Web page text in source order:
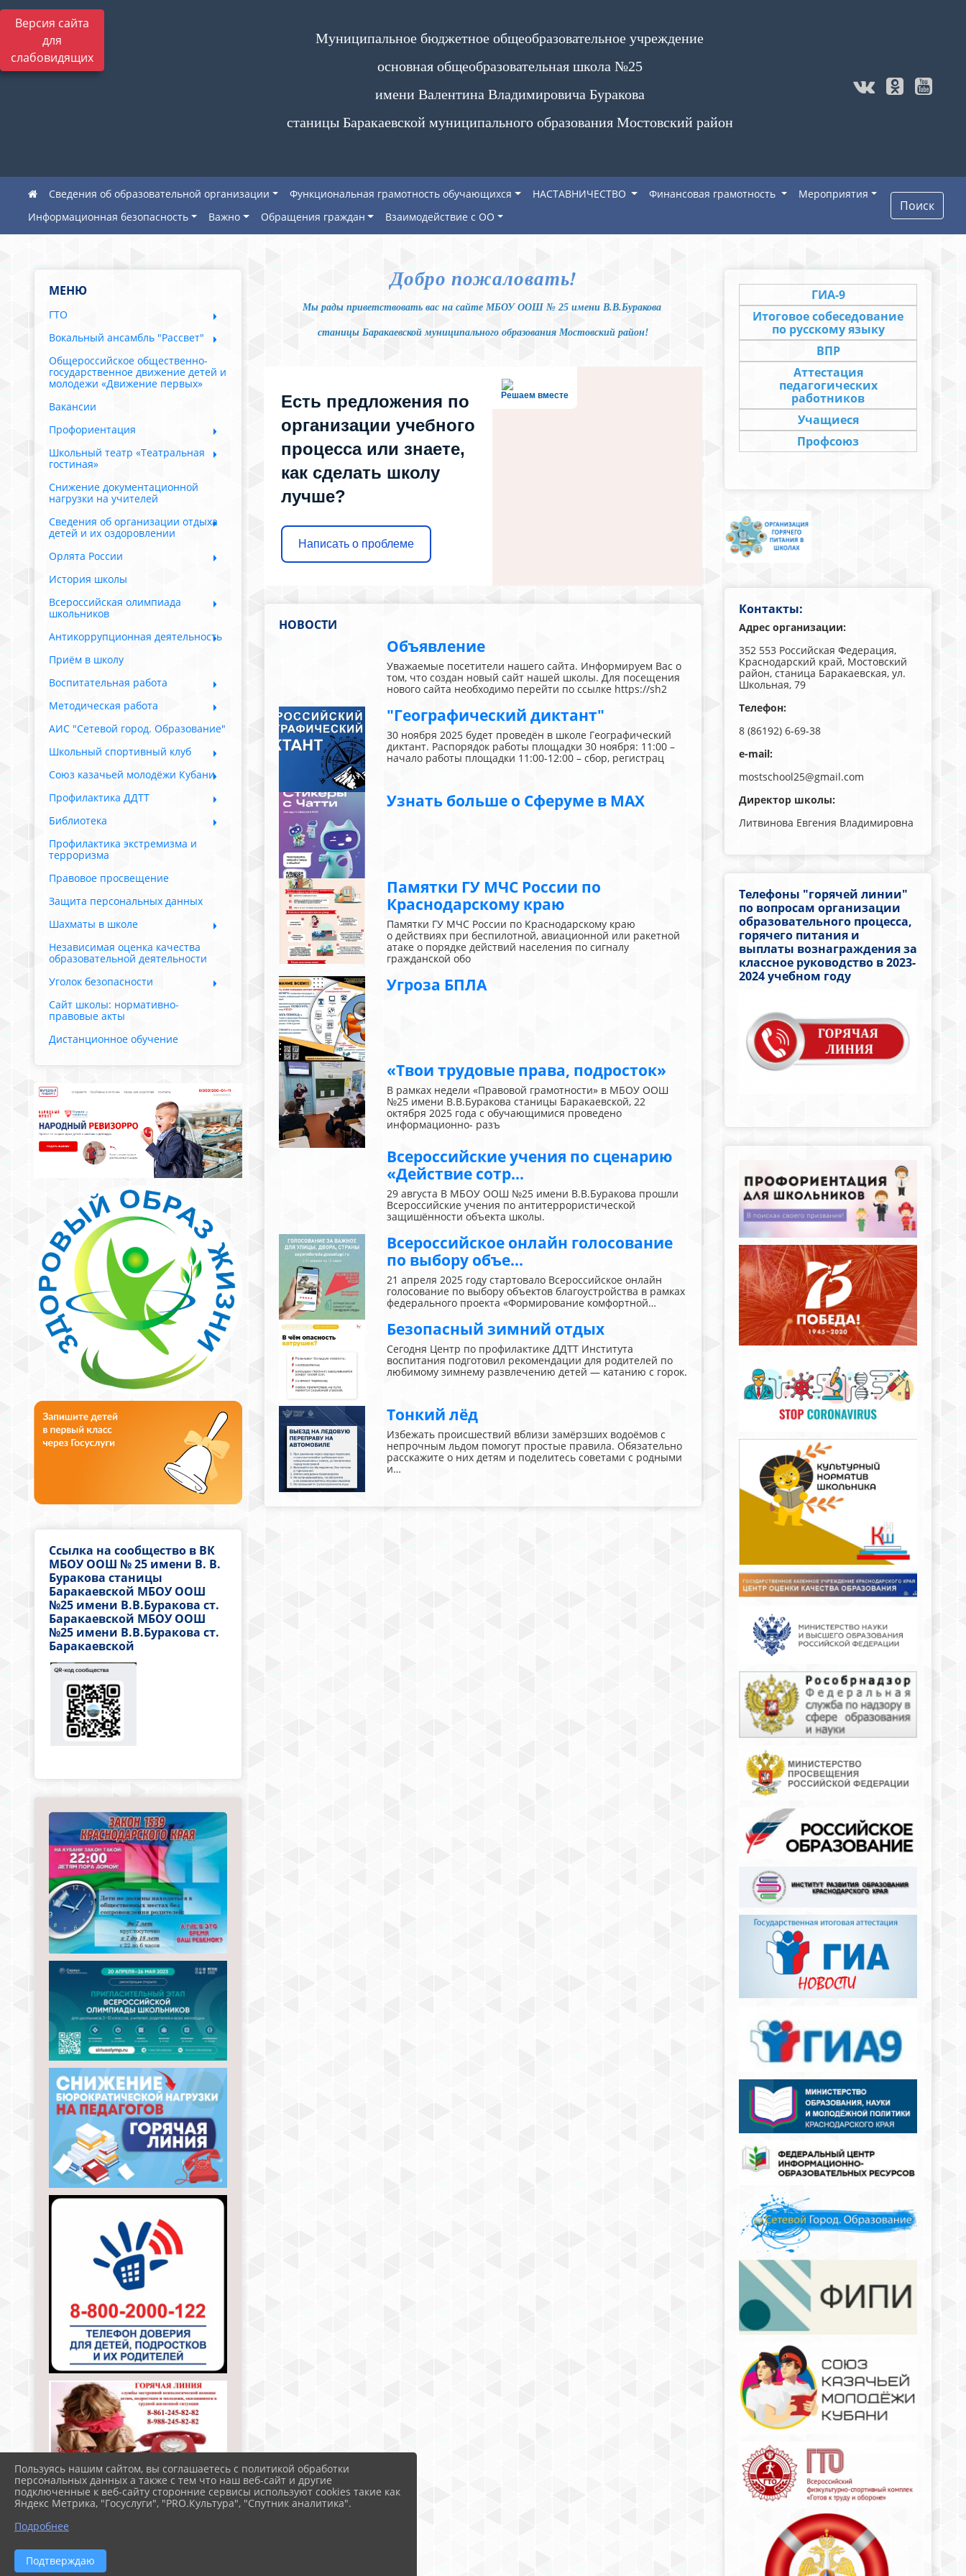
Версия сайта
для
слабовидящих
Муниципальное бюджетное общеобразовательное учреждение
основная общеобразовательная школа №25
имени Валентина Владимировича Буракова
станицы Баракаевской муниципального образования Мостовский район
Сведения об образовательной организации Функциональная грамотность обучающихся НАСТАВНИЧЕСТВО Финансовая грамотность
Мероприятия
Информационная безопасность
Важно Обращения граждан Взаимодействие с ОО
Поиск
МЕНЮ
ГТО
Вокальный ансамбль "Рассвет"
Общероссийское общественно-
государственное движение детей и
молодежи «Движение первых»
Вакансии
Профориентация
Школьный театр «Театральная
гостиная»
Снижение документационной
нагрузки на учителей
Сведения об организации отдыха
детей и их оздоровлении
Орлята России
История школы
Всероссийская олимпиада
школьников
Антикоррупционная деятельность
Приём в школу
Воспитательная работа
Методическая работа
АИС "Сетевой город. Образование"
Школьный спортивный клуб
Союз казачьей молодёжи Кубани
Профилактика ДДТТ
Библиотека
Профилактика экстремизма и
терроризма
Правовое просвещение
Защита персональных данных
Шахматы в школе
Независимая оценка качества
образовательной деятельности
Уголок безопасности
Сайт школы: нормативно-
правовые акты
Дистанционное обучение
Ссылка на сообщество в ВК
МБОУ ООШ № 25 имени В. В.
Буракова станицы
Баракаевской МБОУ ООШ
№25 имени В.В.Буракова ст.
Баракаевской МБОУ ООШ
№25 имени В.В.Буракова ст.
Баракаевской
Добро пожаловать!
Мы рады приветствовать вас на сайте МБОУ ООШ № 25 имени В.В.Буракова
станицы Баракаевской муниципального образования Мостовский район!
Решаем вместе
Есть предложения по
организации учебного
процесса или знаете,
как сделать школу
лучше?
Написать о проблеме
НОВОСТИ
Объявление
Уважаемые посетители нашего сайта. Информируем Вас о
том, что создан новый сайт нашей школы. Для посещения
нового сайта необходимо перейти по ссылке https://sh2
"Географический диктант"
30 ноября 2025 будет проведён в школе Географический
диктант. Распорядок работы площадки 30 ноября: 11:00 –
начало работы площадки 11:00-12:00 – сбор, регистрац
Узнать больше о Сферуме в MAX
Памятки ГУ МЧС России по
Краснодарскому краю
Памятки ГУ МЧС России по Краснодарскому краю
о действиях при беспилотной, авиационной или ракетной
атаке о порядке действий населения по сигналу
гражданской обо
Угроза БПЛА
«Твои трудовые права, подросток»
В рамках недели «Правовой грамотности» в МБОУ ООШ
№25 имени В.В.Буракова станицы Баракаевской, 22
октября 2025 года с обучающимися проведено
информационно- разъ
Всероссийские учения по сценарию
«Действие сотр...
29 августа В МБОУ ООШ №25 имени В.В.Буракова прошли
Всероссийские учения по антитеррористической
защишённости объекта школы.
Всероссийское онлайн голосование
по выбору объе...
21 апреля 2025 году стартовало Всероссийское онлайн
голосование по выбору объектов благоустройства в рамках
федерального проекта «Формирование комфортной…
Безопасный зимний отдых
Сегодня Центр по профилактике ДДТТ Института
воспитания подготовил рекомендации для родителей по
любимому зимнему развлечению детей — катанию с горок.
Тонкий лёд
Избежать происшествий вблизи замёрзших водоёмов с
непрочным льдом помогут простые правила. Обязательно
расскажите о них детям и поделитесь советами с родными
и…
ГИА-9
Итоговое собеседование
по русскому языку
ВПР
Аттестация
педагогических
работников
Учащиеся
Профсоюз
Контакты:
Адрес организации:
352 553 Российская Федерация,
Краснодарский край, Мостовский
район, станица Баракаевская, ул.
Школьная, 79
Телефон:
8 (86192) 6-69-38
e-mail:
mostschool25@gmail.com
Директор школы:
Литвинова Евгения Владимировна
Телефоны "горячей линии"
по вопросам организации
образовательного процесса,
горячего питания и
выплаты вознаграждения за
классное руководство в 2023-
2024 учебном году
Пользуясь нашим сайтом, вы соглашаетесь с политикой обработки
персональных данных а также с тем что наш веб-сайт и другие
подключенные к веб-сайту сторонние сервисы используют cookies такие как
Яндекс Метрика, "Госуслуги", "PRO.Культура", "Спутник аналитика".
Подробнее
Подтверждаю